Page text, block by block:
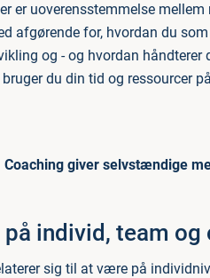
er uoverensstemmelse
afgørende for, hvordan du
og - og hvordan håndterer
du din tid og ressourcer
Coaching giver selvstændige
individ, team
sig til at være på